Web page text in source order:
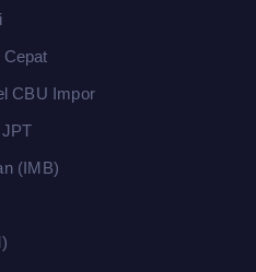
CBU Impor
(IMB)